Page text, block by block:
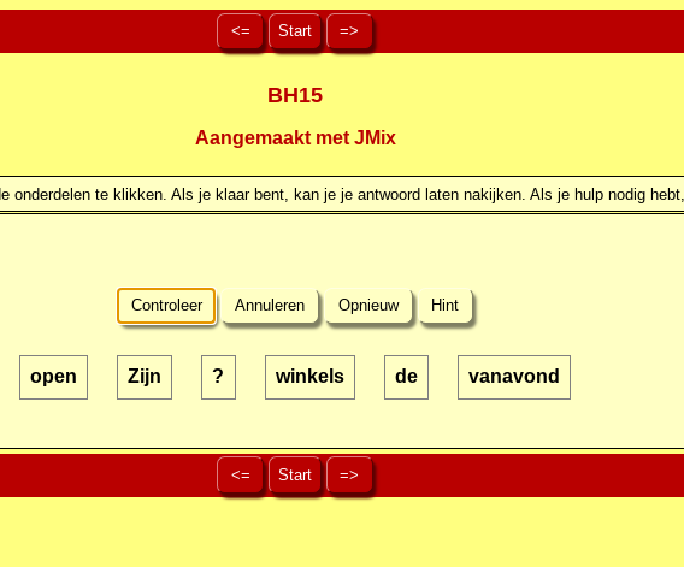
<= Start =>
BH15
Aangemaakt met JMix
onderdelen te klikken. Als je klaar bent, kan je je antwoord laten nakijken. Als je hulp nodig
Controleer Annuleren Opnieuw Hint
open Zijn ? winkels de vanavond
<= Start =>